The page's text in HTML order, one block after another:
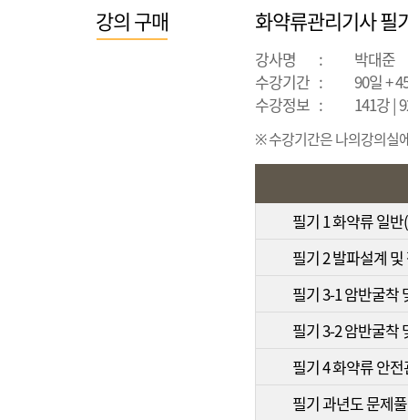
강의 구매 화약류관리기사 필
강사명 :
박대준
수강기간 :
90일 +
수강정보 : 141강 |
※ 수강기간은 나의강의실
필기 1 화약류 일
필기 2 발파설계
필기 3-1 암반굴착
필기 3-2 암반굴착
필기 4 화약류 안
필기 과년도 문제